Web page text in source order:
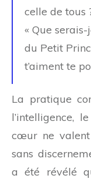
celle de tous
« Que
du Petit
t’aiment te
La pratique
l’intelligence, le
cœur ne valent
sans
a été révélé